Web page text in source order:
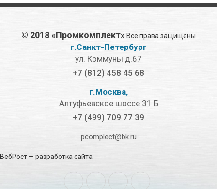
© 2018 «Промкомплект» Все права защищены
г.Санкт-Петербург
ул. Коммуны д.67
+7 (812) 458 45 68
г.Москва,
Алтуфьевское шоссе 31 Б
+7 (499) 709 77 39
pcomplect@bk.ru
ВебРост — разработка сайта